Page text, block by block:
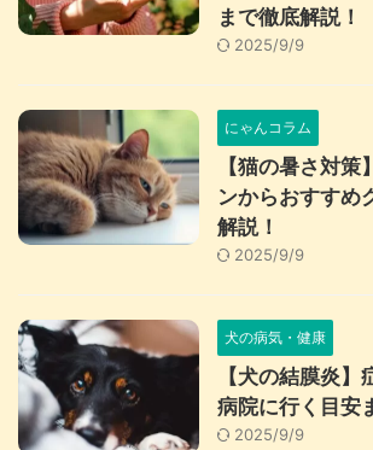
まで徹底解説！
2025/9/9
にゃんコラム
【猫の暑さ対策
ンからおすすめ
解説！
2025/9/9
犬の病気・健康
【犬の結膜炎】
病院に行く目安
2025/9/9